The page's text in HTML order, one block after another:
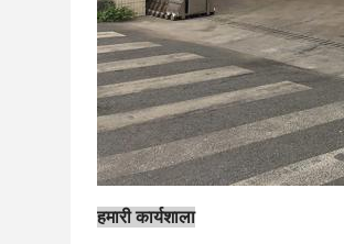
हमारी कार्यशाला